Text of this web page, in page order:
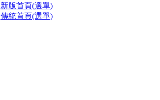
新版首頁(選單)
傳統首頁(選單)